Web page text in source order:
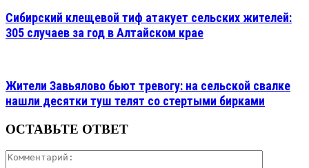
Сибирский клещевой тиф атакует сельских жителей:
305 случаев за год в Алтайском крае
Жители Завьялово бьют тревогу: на сельской свалке
нашли десятки туш телят со стертыми бирками
ОСТАВЬТЕ ОТВЕТ